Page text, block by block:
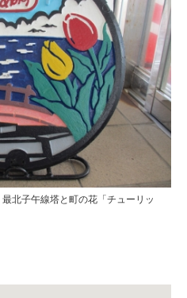
北子午線塔と町の花「チューリッ